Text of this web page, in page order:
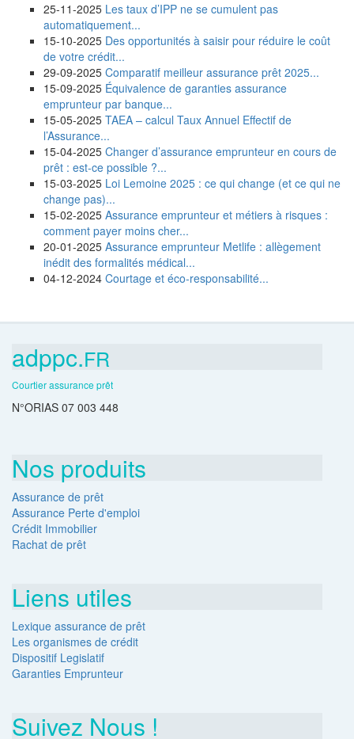
25-11-2025 Les taux d’IPP ne se cumulent pas
automatiquement...
15-10-2025 Des opportunités à saisir pour réduire le coût
de votre crédit...
29-09-2025 Comparatif meilleur assurance prêt 2025...
15-09-2025 Équivalence de garanties assurance
emprunteur par banque...
15-05-2025 TAEA – calcul Taux Annuel Effectif de
l’Assurance...
15-04-2025 Changer d’assurance emprunteur en cours de
prêt : est-ce possible ?...
15-03-2025 Loi Lemoine 2025 : ce qui change (et ce qui ne
change pas)...
15-02-2025 Assurance emprunteur et métiers à risques :
comment payer moins cher...
20-01-2025 Assurance emprunteur Metlife : allègement
inédit des formalités médical...
04-12-2024 Courtage et éco-responsabilité...
adppc.FR
Courtier assurance prêt
N°ORIAS 07 003 448
Nos produits
Assurance de prêt
Assurance Perte d'emploi
Crédit Immobilier
Rachat de prêt
Liens utiles
Lexique assurance de prêt
Les organismes de crédit
Dispositif Legislatif
Garanties Emprunteur
Suivez Nous !